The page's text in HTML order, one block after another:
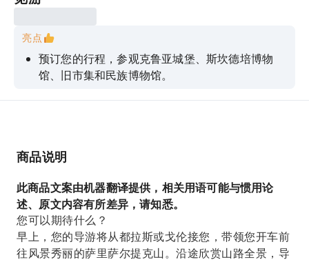
亮点
预订您的行程，参观克鲁亚城堡、斯坎德培博物
馆、旧市集和民族博物馆。
商品说明
此商品文案由机器翻译提供，相关用语可能与惯用论
述、原文内容有所差异，请知悉。
您可以期待什么？
早上，您的导游将从都拉斯或戈伦接您，带领您开车前
往风景秀丽的萨里萨尔提克山。沿途欣赏山路全景，导